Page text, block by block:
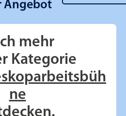
Angebot
mehr
Kategorie
ne